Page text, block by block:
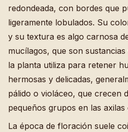
redondeada, con bordes que
ligeramente lobulados. Su
y su textura es algo carnosa
mucílagos, que son
la planta utiliza para retener
hermosas y delicadas,
pálido o violáceo, que crecen
pequeños grupos en las axilas
La época de floración suele